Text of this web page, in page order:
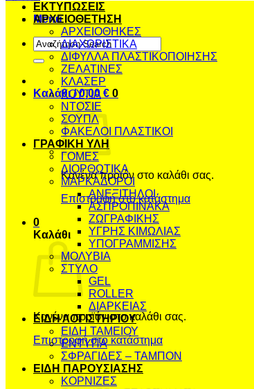
Menu
Αναζήτηση
για:
Καλάθι /0,00 € 0
Κανένα προϊόν στο καλάθι σας.
Επιστροφή στο κατάστημα
0
Καλάθι
Κανένα προϊόν στο καλάθι σας.
Επιστροφή στο κατάστημα
ΕΚΤΥΠΩΣΕΙΣ
ΑΡΧΕΙΟΘΕΤΗΣΗ
ΑΡΧΕΙΟΘΗΚΕΣ
ΔΙΑΧΩΡΙΣΤΙΚΑ
ΔΙΦΥΛΛΑ ΠΛΑΣΤΙΚΟΠΟΙΗΣΗΣ
ΖΕΛΑΤΙΝΕΣ
ΚΛΑΣΕΡ
ΚΟΥΤΙΑ
ΝΤΟΣΙΕ
ΣΟΥΠΛ
ΦΑΚΕΛΟΙ ΠΛΑΣΤΙΚΟΙ
ΓΡΑΦΙΚΗ ΥΛΗ
ΓΟΜΕΣ
ΔΙΟΡΘΩΤΙΚΑ
ΜΑΡΚΑΔΟΡΟΙ
ΑΝΕΞΙΤΗΛΟΙ
ΑΣΠΡΟΠΙΝΑΚΑ
ΖΩΓΡΑΦΙΚΗΣ
ΥΓΡΗΣ ΚΙΜΩΛΙΑΣ
ΥΠΟΓΡΑΜΜΙΣΗΣ
ΜΟΛΥΒΙΑ
ΣΤΥΛΟ
GEL
ROLLER
ΔΙΑΡΚΕΙΑΣ
ΕΙΔΗ ΛΟΓΙΣΤΗΡΙΟΥ
ΕΙΔΗ ΤΑΜΕΙΟΥ
ΕΝΤΥΠΑ
ΣΦΡΑΓΙΔΕΣ – ΤΑΜΠΟΝ
ΕΙΔΗ ΠΑΡΟΥΣΙΑΣΗΣ
ΚΟΡΝΙΖΕΣ